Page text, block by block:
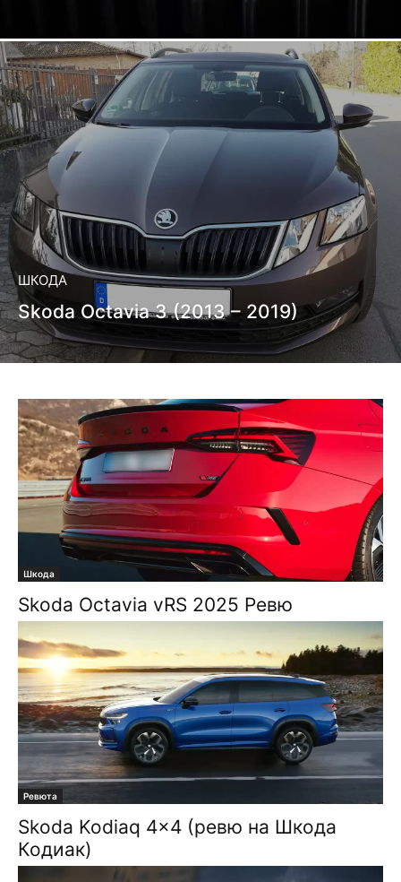
ШКОДА
Skoda Octavia 3 (2013 – 2019)
Шкода
Skoda Octavia vRS 2025 Ревю
Ревюта
Skoda Kodiaq 4×4 (ревю на Шкода
Кодиак)